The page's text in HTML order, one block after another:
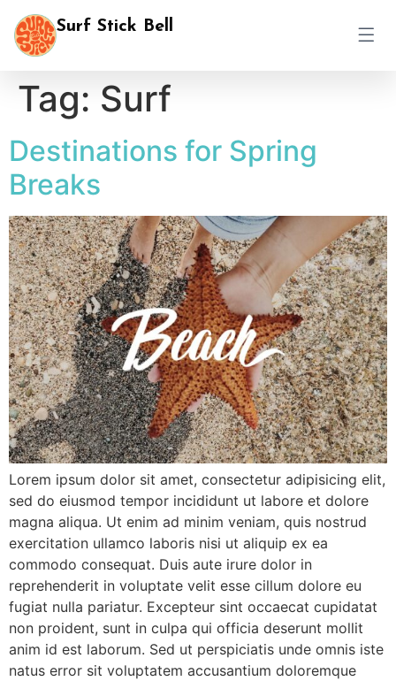
Surf Stick Bell
Tag: Surf
Destinations for Spring
Breaks
Lorem ipsum dolor sit amet, consectetur adipisicing elit,
sed do eiusmod tempor incididunt ut labore et dolore
magna aliqua. Ut enim ad minim veniam, quis nostrud
exercitation ullamco laboris nisi ut aliquip ex ea
commodo consequat. Duis aute irure dolor in
reprehenderit in voluptate velit esse cillum dolore eu
fugiat nulla pariatur. Excepteur sint occaecat cupidatat
non proident, sunt in culpa qui officia deserunt mollit
anim id est laborum. Sed ut perspiciatis unde omnis iste
natus error sit voluptatem accusantium doloremque